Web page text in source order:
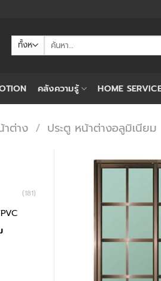
ค้นหา:
คลังความรู้ HOME
าต่าง / ประตู หน้าต่างอลูมิเนียม
(181)